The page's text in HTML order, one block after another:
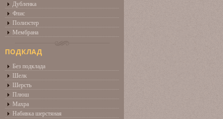
Дубленка
Флис
Полиэстер
Мембрана
ПОДКЛАД
Без подклада
Шелк
Шерсть
Плюш
Махра
Набивка шерстяная